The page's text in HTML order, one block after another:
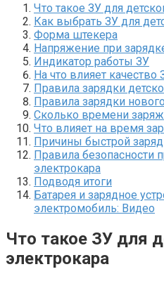
Что такое ЗУ для
Как выбрать ЗУ для
Форма штекера
Напряжение при
Индикатор работы ЗУ
На что влияет качество
Правила зарядки
Правила зарядки
Сколько времени
Что влияет на время
Причины быстрой
Правила безопасности
электрокара
Подводя итоги
Батарея и зарядное
электромобиль: Видео
Что такое ЗУ для
электрокара